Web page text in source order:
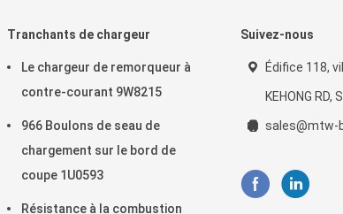
Tranchants de chargeur
Le chargeur de remorqueur à
contre-courant 9W8215
966 Boulons de seau de
chargement sur le bord de
coupe 1U0593
Résistance à la combustion
Suivez-nous
Édifice 118,
KEHONG RD,
sales@mtw-